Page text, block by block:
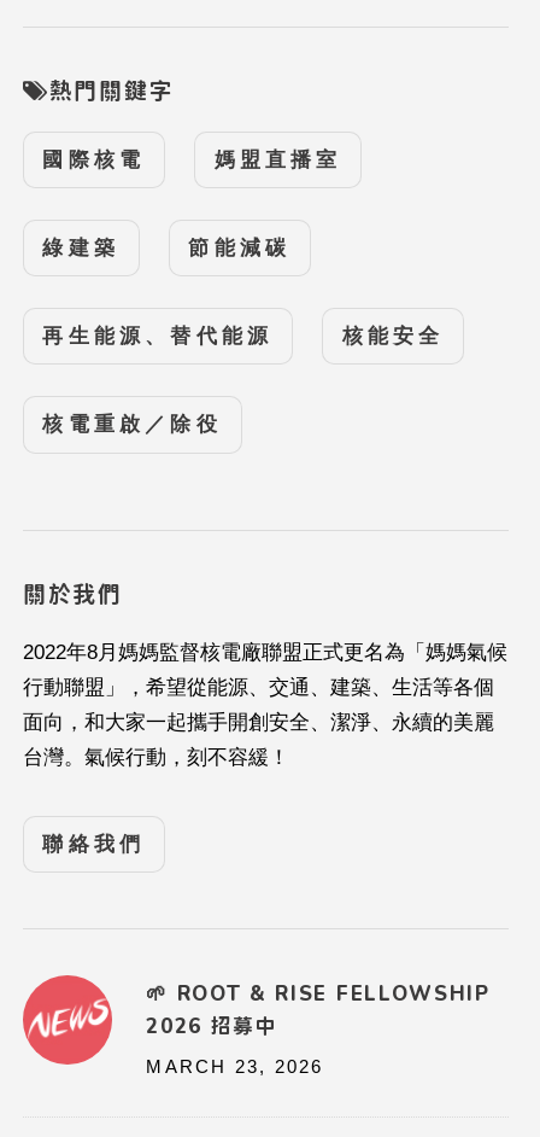
熱門關鍵字
國際核電 媽盟直播室
綠建築 節能減碳
再生能源、替代能源 核能安全
核電重啟／除役
關於我們
2022年8月媽媽監督核電廠聯盟正式更名為「媽媽氣候
行動聯盟」，希望從能源、交通、建築、生活等各個
面向，和大家一起攜手開創安全、潔淨、永續的美麗
台灣。氣候行動，刻不容緩！
聯絡我們
🌱 ROOT & RISE FELLOWSHIP
2026 招募中
MARCH 23, 2026